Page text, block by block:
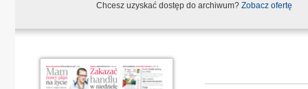
Chcesz uzyskać dostęp do archiwum? Zobacz ofertę